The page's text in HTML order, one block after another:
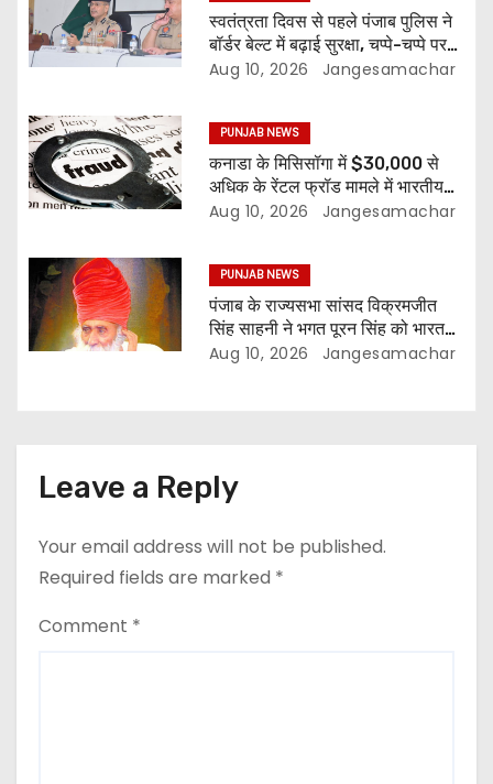
स्वतंत्रता दिवस से पहले पंजाब पुलिस ने
बॉर्डर बेल्ट में बढ़ाई सुरक्षा, चप्पे-चप्पे पर
निगरानी
Aug 10, 2026 Jangesamachar
PUNJAB NEWS
कनाडा के मिसिसॉगा में $30,000 से
अधिक के रेंटल फ्रॉड मामले में भारतीय
मूल के दो लोगों की तलाश
Aug 10, 2026 Jangesamachar
PUNJAB NEWS
पंजाब के राज्यसभा सांसद विक्रमजीत
सिंह साहनी ने भगत पूरन सिंह को भारत
रत्न देने की मांग उठाई
Aug 10, 2026 Jangesamachar
Leave a Reply
Your email address will not be published.
Required fields are marked *
Comment *